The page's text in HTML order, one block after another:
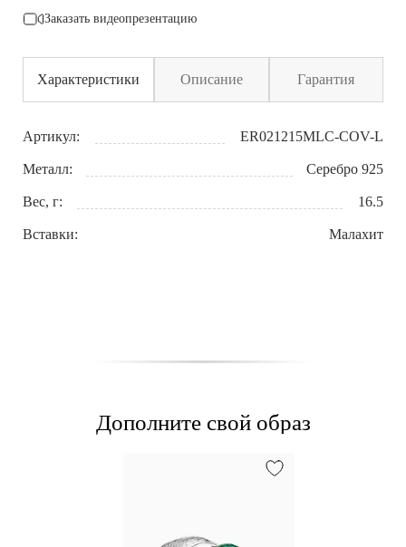
Заказать видеопрезентацию
Характеристики Описание Гарантия
Артикул: ER021215MLC-COV-L
Металл: Серебро 925
Вес, г: 16.5
Вставки: Малахит
Дополните свой образ